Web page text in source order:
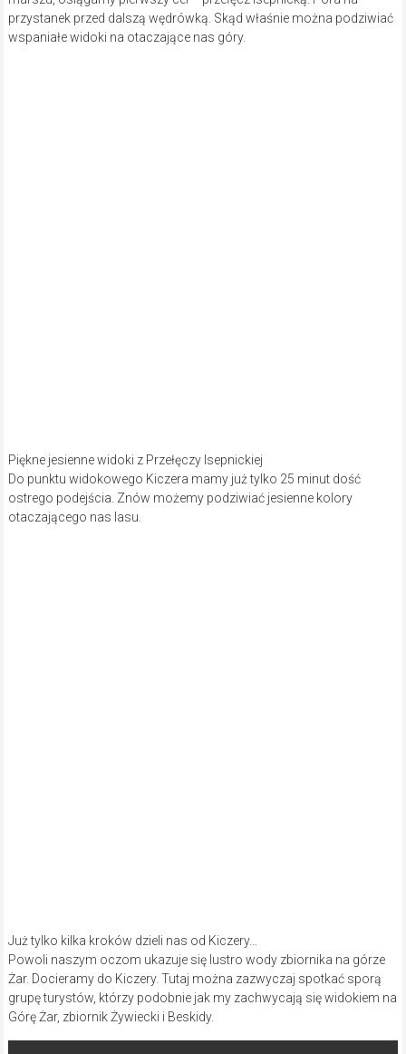
przystanek przed dalszą wędrówką. Skąd właśnie można podziwiać
wspaniałe widoki na otaczające nas góry.
Piękne jesienne widoki z Przełęczy Isepnickiej
Do punktu widokowego Kiczera mamy już tylko 25 minut dość
ostrego podejścia. Znów możemy podziwiać jesienne kolory
otaczającego nas lasu.
Już tylko kilka kroków dzieli nas od Kiczery…
Powoli naszym oczom ukazuje się lustro wody zbiornika na górze
Żar. Docieramy do Kiczery. Tutaj można zazwyczaj spotkać sporą
grupę turystów, którzy podobnie jak my zachwycają się widokiem na
Górę Żar, zbiornik Żywiecki i Beskidy.